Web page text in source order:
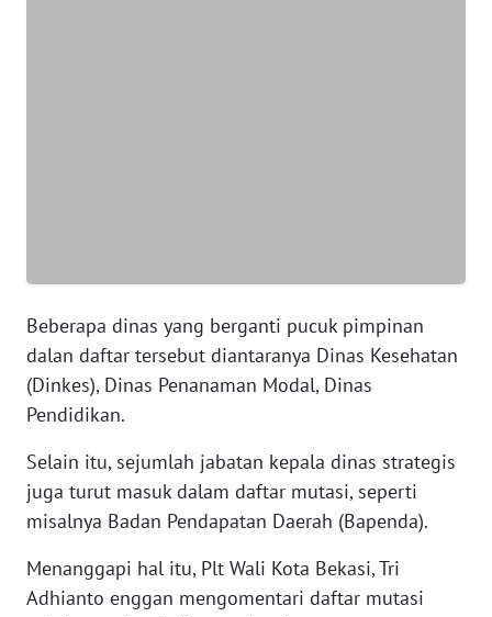
Beberapa dinas yang berganti pucuk pimpinan
dalan daftar tersebut diantaranya Dinas Kesehatan
(Dinkes), Dinas Penanaman Modal, Dinas
Pendidikan.
Selain itu, sejumlah jabatan kepala dinas strategis
juga turut masuk dalam daftar mutasi, seperti
misalnya Badan Pendapatan Daerah (Bapenda).
Menanggapi hal itu, Plt Wali Kota Bekasi, Tri
Adhianto enggan mengomentari daftar mutasi
WN
WN
KEPRI
PAPUA
WN
BARAT